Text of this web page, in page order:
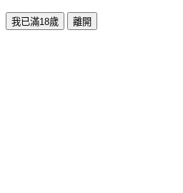
我已滿18歲 離開